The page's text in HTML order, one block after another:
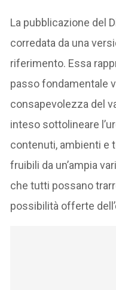
La pubblicazione del
corredata da una
riferimento. Essa
passo fondamentale
consapevolezza del
inteso sottolineare
contenuti, ambienti e
fruibili da un’ampia
che tutti possano
possibilità offerte